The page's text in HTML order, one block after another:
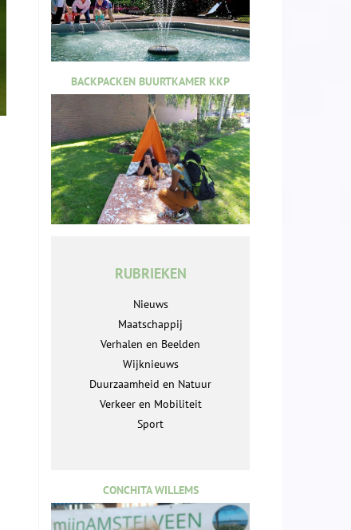
BACKPACKEN BUURTKAMER KKP
RUBRIEKEN
Nieuws
Maatschappij
Verhalen en Beelden
Wijknieuws
Duurzaamheid en Natuur
Verkeer en Mobiliteit
Sport
CONCHITA WILLEMS